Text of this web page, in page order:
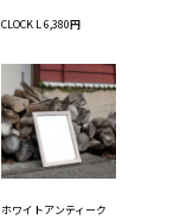
CLOCK L 6,380円
ホワイトアンティーク